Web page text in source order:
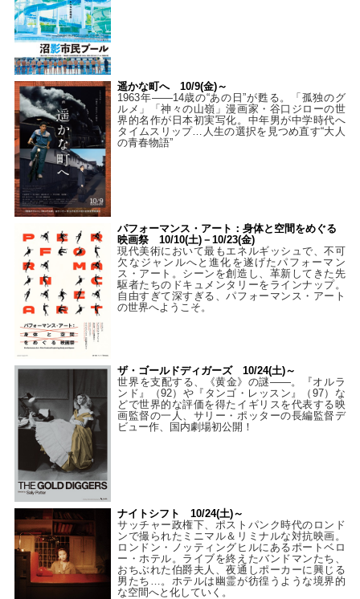
遥かな町へ 10/9(金)～
1963年――14歳の“あの日”が甦る。「孤独のグ
ルメ」「神々の山嶺」漫画家・谷口ジローの世
界的名作が日本初実写化。中年男が中学時代へ
タイムスリップ…人生の選択を見つめ直す“大人
の青春物語”
パフォーマンス・アート：身体と空間をめぐる
映画祭 10/10(土)－10/23(金)
現代美術において最もエネルギッシュで、不可
欠なジャンルへと進化を遂げたパフォーマン
ス・アート。シーンを創造し、革新してきた先
駆者たちのドキュメンタリーをラインナップ。
自由すぎて深すぎる、パフォーマンス・アート
の世界へようこそ。
ザ・ゴールドディガーズ 10/24(土)～
世界を支配する、《黄金》の謎――。『オルラ
ンド』（92）や『タンゴ・レッスン』（97）な
どで世界的な評価を得たイギリスを代表する映
画監督の一人、サリー・ポッターの長編監督デ
ビュー作、国内劇場初公開！
ナイトシフト 10/24(土)～
サッチャー政権下、ポストパンク時代のロンド
ンで撮られたミニマル＆リミナルな対抗映画。
ロンドン・ノッティングヒルにあるポートベロ
ー・ホテル。ライブを終えたバンドマンたち、
おちぶれた伯爵夫人、夜通しポーカーに興じる
男たち…。ホテルは幽霊が彷徨うような境界的
な空間へと化していく。